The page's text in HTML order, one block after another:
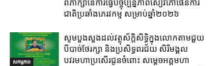
ពិភាក្សានៃការធ្វេីបច្ចុប្បន្នភាពសៀវភៅផែនការ
ជាតិប្រឆាំងភេរវកម្ម​ សម្រាប់ឆ្នាំ២០២៦​
សកម្មភាព
សូមបួងសួងដល់វត្ថុស័ក្តិសិទ្ធិក្នុងលោកតាមជួយ
បីបាច់ថែរក្សា និងប្រសិទ្ធពរជ័យ សិរីមង្គល
បវរមហាប្រសើរជូនចំពោះ សម្តេចអគ្គមហា